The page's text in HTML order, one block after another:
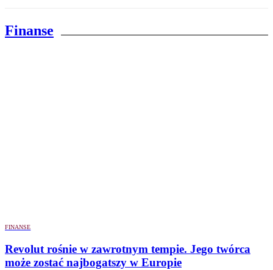
Finanse
FINANSE
Revolut rośnie w zawrotnym tempie. Jego twórca
może zostać najbogatszy w Europie